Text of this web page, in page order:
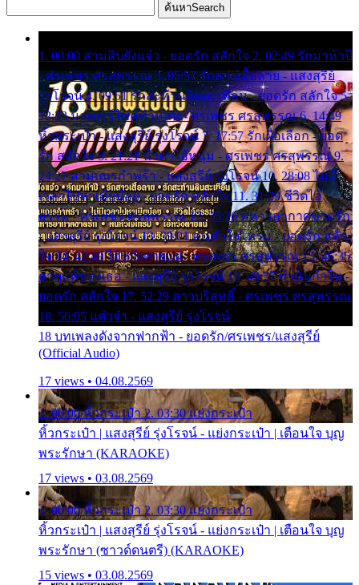
ค้นหาSearch
1. 00:00 สามสิบยังแจ๋ว - ยอดรัก สลักใจ 2. 02:49 รักมาห้าปี
- ศรเพชร ศรสุพรรณ 3. 05:57 รักสาวเสื้อลาย - แสงสุรีย์
รุ่งโรจน์ 4. 09:51 รักสะท้านดินสะเทือน - ยอดรัก สลักใจ 5.
12:23 มอเตอร์ไซค์ทำหล่น - ศรเพชร ศรสุพรรณ 6. 14:49
หิ้วกระเป๋า - แสงสุรีย์ รุ่งโรจน์ 7. 17:57 รักเผื่อเลือก - ยอด
รัก สลักใจ 8. 21:21 น้ำตาไอ้หนุ่ม - ศรเพชร ศรสุพรรณ 9.
24:27 สามเณรกำพร้า - แสงสุรีย์ รุ่งโรจน์ 10. 28:08 ไม่มี
เวลาไปหาเมียน้อย - ยอดรัก สลักใจ 11. 31:29 ชีวิตไอ้
ธรรม - ศรเพชร ศรสุพรรณ 12. 35:26 ทหารอากาศขาดรัก
- แสงสุรีย์ รุ่งโรจน์ 13. 39:01 คนหัวใจโทรม - ยอดรัก สลัก
ใจ 14. 42:49 ไอ้หวังตายแน่ - ศรเพชร ศรสุพรรณ 15. 46:35
ธาตุแท้ของเธอ - แสงสุรีย์ รุ่งโรจน์ 16. 49:57 กำนันกำใน -
ยอดรัก สลักใจ 17. 52:29 สาวบริสุทธิ์ - ศรเพชร ศรสุพรรณ
18. 56:05 แต๋วจ๋า - แสงสุรีย์ รุ่งโรจน์
18 บทเพลงดังจากฟากฟ้า - ยอดรัก/ศรเพชร/แสงสุรีย์
(Official Audio)
17 views • 04.08.2569
1. 00:00 หิ้วกระเป๋า 2. 03:30 แย่งกระเป๋า
หิ้วกระเป๋า | แสงสุรีย์ รุ่งโรจน์ - แย่งกระเป๋า | เตือนใจ บุญ
พระรักษา (KARAOKE)
17 views • 03.08.2569
1. 00:00 หิ้วกระเป๋า 2. 03:30 แย่งกระเป๋า
หิ้วกระเป๋า | แสงสุรีย์ รุ่งโรจน์ - แย่งกระเป๋า | เตือนใจ บุญ
พระรักษา (ซาวด์ดนตรี) (KARAOKE)
15 views • 03.08.2569